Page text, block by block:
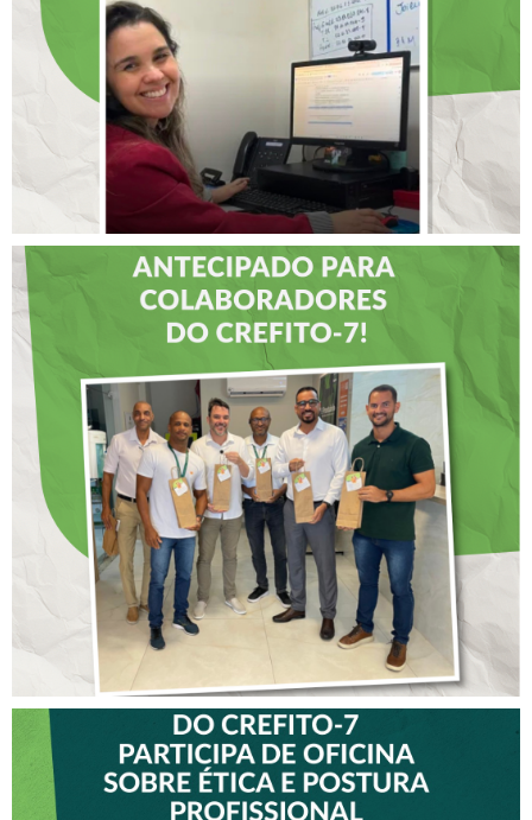
INTERNACIONAL DE
LIDERANÇAS
DIA DOS PAIS É
ANTECIPADO PARA
COLABORADORES DO
CREFITO-7